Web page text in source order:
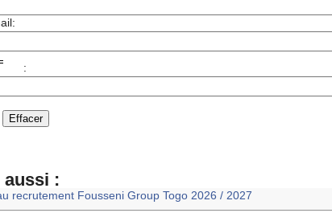
:
:
recrutement Fousseni Group Togo 2026 / 2027